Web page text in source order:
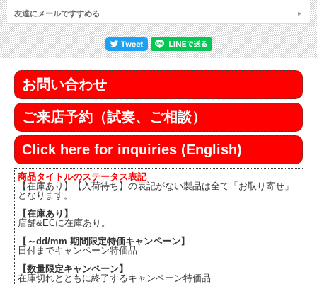
友達にメールですすめる
お問い合わせ
ご来店予約（試奏、ご相談）
Click here for inquiries (English)
商品タイトルのステータス表記
【在庫あり】【入荷待ち】の表記がない製品は全て「お取り寄せ」
となります。
【在庫あり】
店舗&ECに在庫あり。
【～dd/mm 期間限定特価キャンペーン】
日付までキャンペーン特価品
【数量限定キャンペーン】
在庫切れとともに終了するキャンペーン特価品